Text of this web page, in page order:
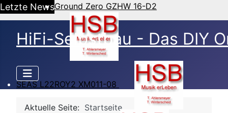
Letzte NewsGround Zero GZHW 16-D2
SEAS L22ROY2 XM011-08
HiFi-Selbstbau - Das DIY
Aktuelle Seite: Startseite